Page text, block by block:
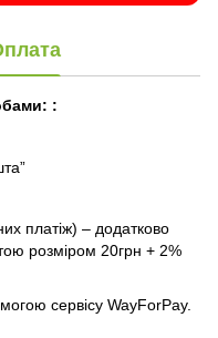
:
платіж) – додатково
розміром 20грн + 2%
сервісу WayForPay.